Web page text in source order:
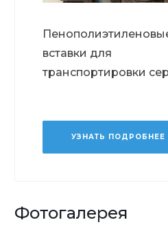
вставки для
транспортировки
УЗНАТЬ ПОДРОБНЕЕ
Фотогалерея